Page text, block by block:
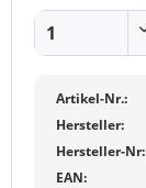
Artikel-Nr.:
Hersteller:
Hersteller-Nr:
EAN: